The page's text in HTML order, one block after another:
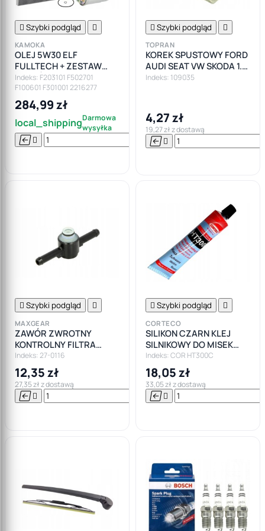
 Szybki podgląd 
KAMOKA
OLEJ 5W30 ELF
FULLTECH + ZESTAW
FILTRÓW AUDI A4 B6 B7
1.9TDI 130KM 2.0TDI
Indeks: F203101 F502701
F100601 F301001 2216277
284,99 zł
local_shippingDarmowa
wysyłka
  

 Szybki podgląd 
TOPRAN
KOREK SPUSTOWY FORD
AUDI SEAT VW SKODA 1.9
TDI
Indeks: 109035
4,27 zł
19,27 zł z dostawą
 
 Szybki podgląd 
MAXGEAR
ZAWÓR ZWROTNY
KONTROLNY FILTRA
PALIWA 1.9TDI VW SEAT
SKODA AUDI
Indeks: 27-0116
12,35 zł
27,35 zł z dostawą
  

 Szybki podgląd 
CORTECO
SILIKON CZARN KLEJ
SILNIKOWY DO MISEK
CORTECO +300
Indeks: COR HT300C
18,05 zł
33,05 zł z dostawą
 